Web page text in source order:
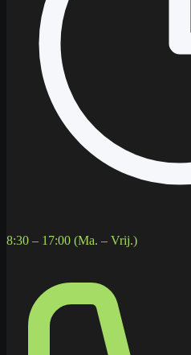
8:30 – 17:00 (Ma. – Vrij.)